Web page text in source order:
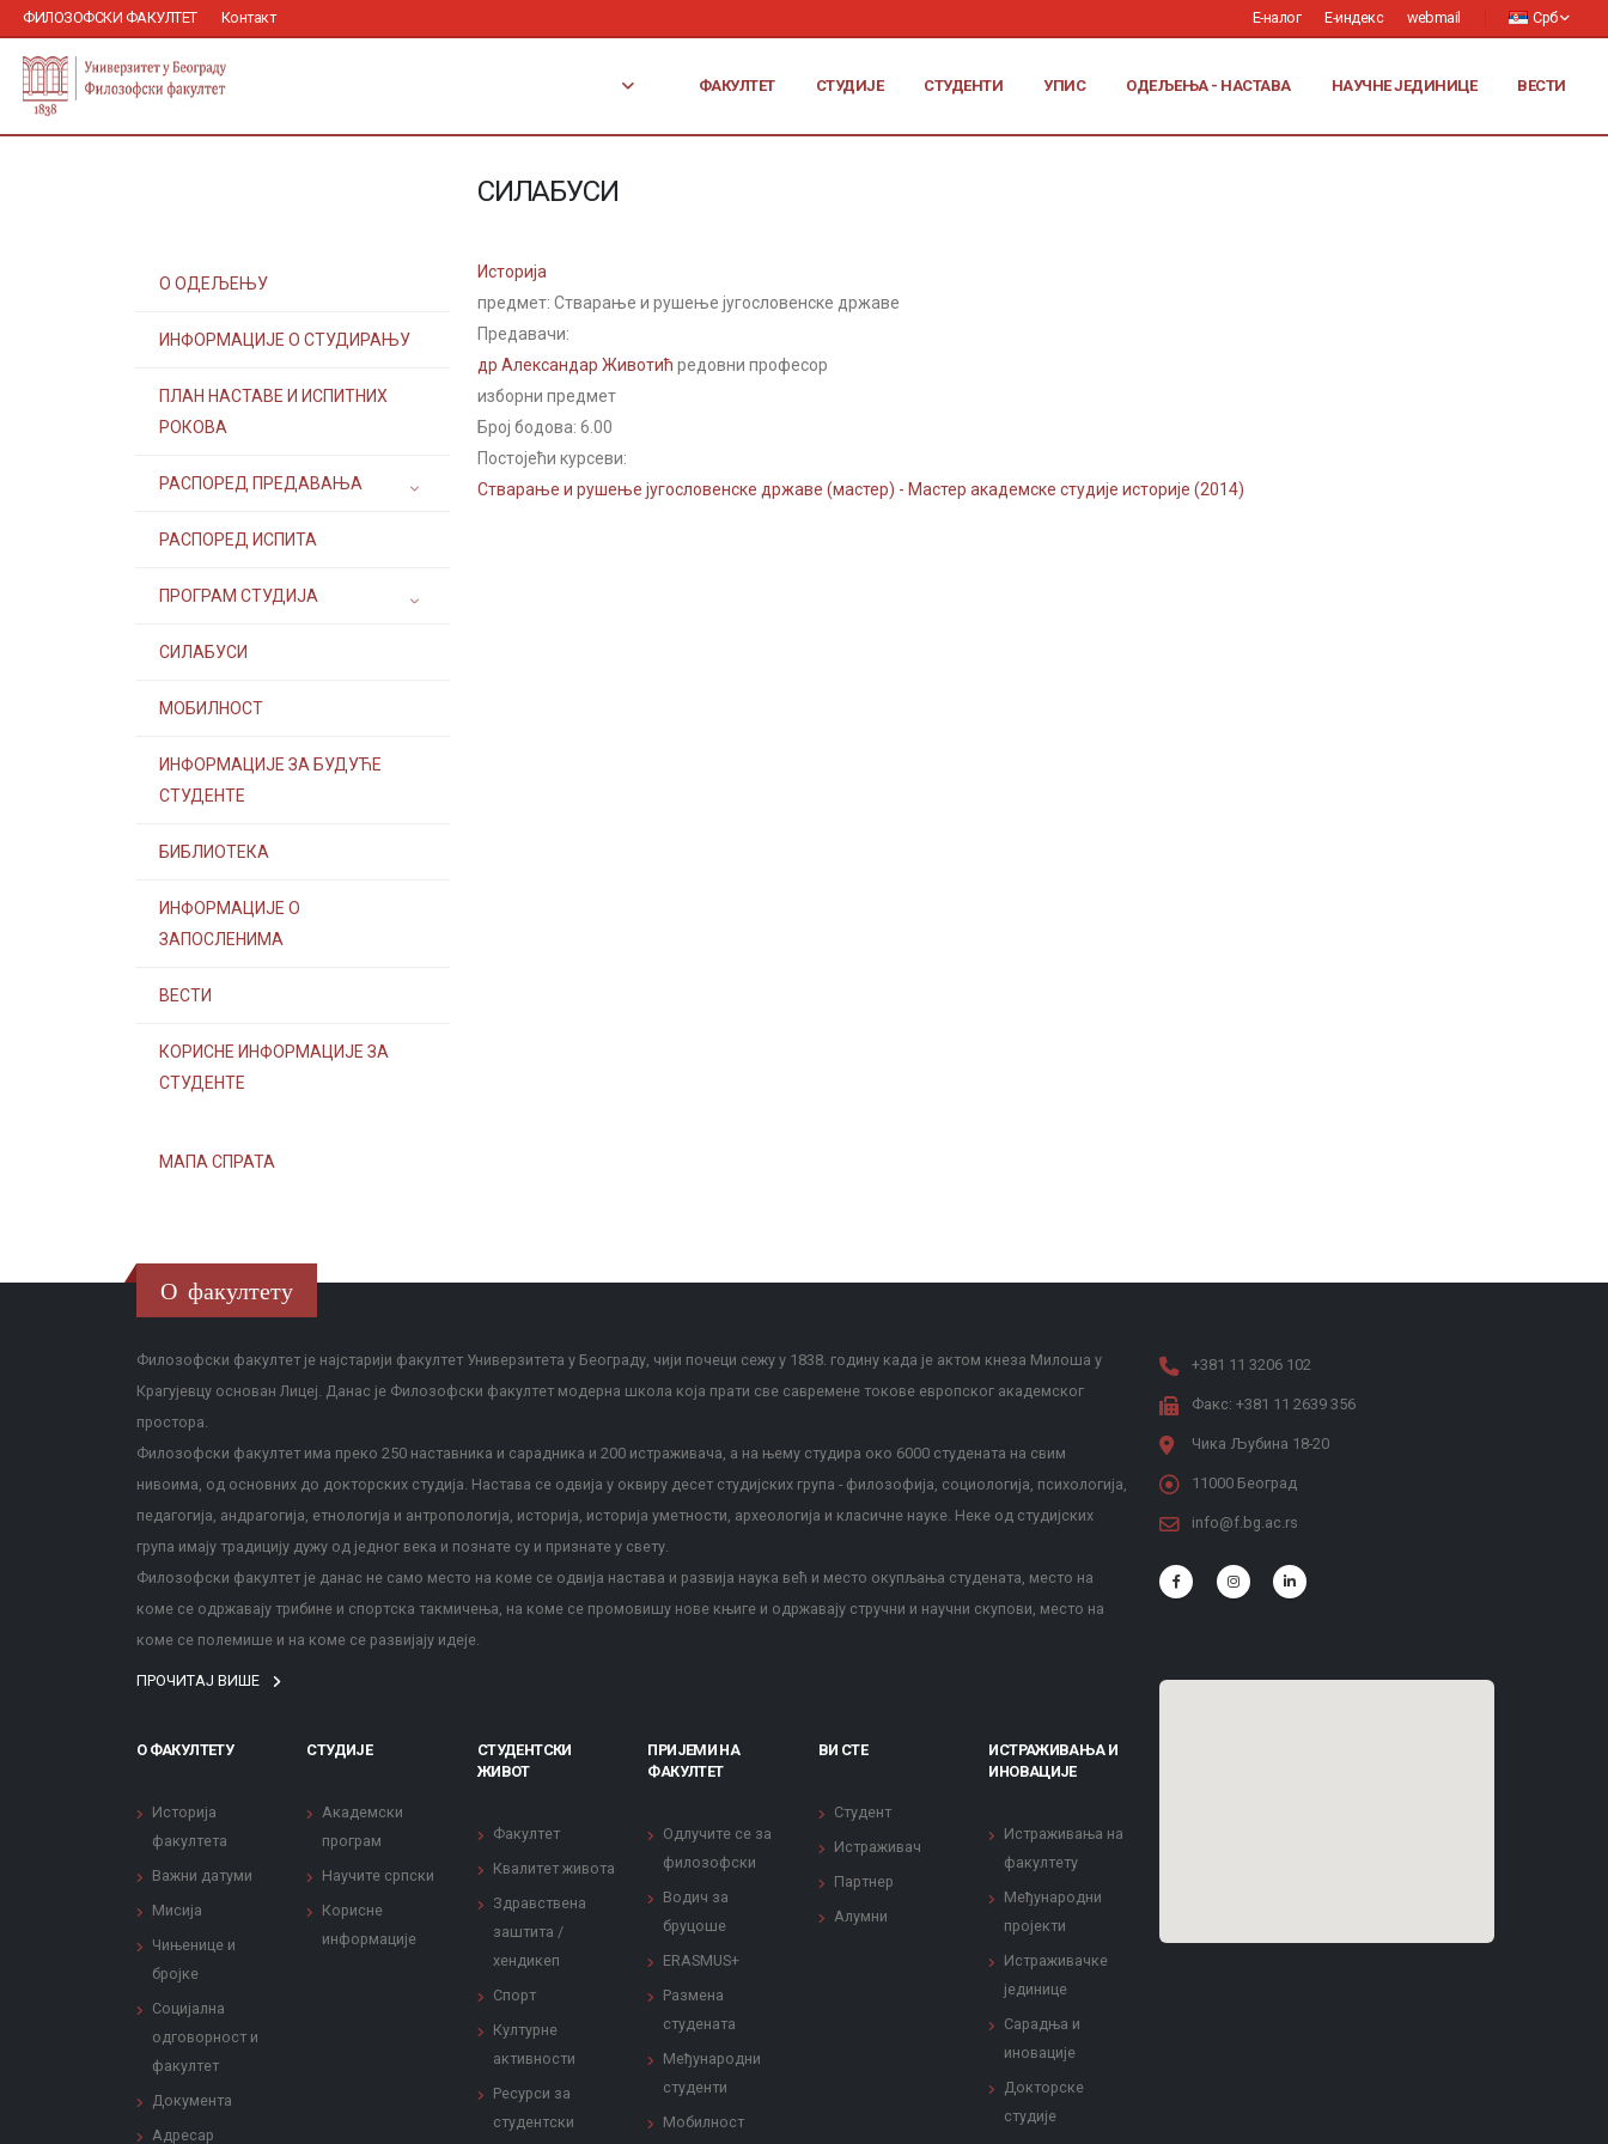
ФИЛОЗОФСКИ ФАКУЛТЕТ Контакт Е-налог Е-индекс webmail Срб
ФАКУЛТЕТ СТУДИЈЕ СТУДЕНТИ УПИС ОДЕЉЕЊА - НАСТАВА НАУЧНЕ ЈЕДИНИЦЕ ВЕСТИ
СИЛАБУСИ
О ОДЕЉЕЊУ
ИНФОРМАЦИЈЕ О СТУДИРАЊУ
ПЛАН НАСТАВЕ И ИСПИТНИХ
РОКОВА
РАСПОРЕД ПРЕДАВАЊА
РАСПОРЕД ИСПИТА
ПРОГРАМ СТУДИЈА
СИЛАБУСИ
МОБИЛНОСТ
ИНФОРМАЦИЈЕ ЗА БУДУЋЕ
СТУДЕНТЕ
БИБЛИОТЕКА
ИНФОРМАЦИЈЕ О
ЗАПОСЛЕНИМА
ВЕСТИ
КОРИСНЕ ИНФОРМАЦИЈЕ ЗА
СТУДЕНТЕ
МАПА СПРАТА
Историја
предмет: Стварање и рушење југословенске државе
Предавачи:
др Александар Животић редовни професор
изборни предмет
Број бодова: 6.00
Постојећи курсеви:
Стварање и рушење југословенске државе (мастер) - Мастер академске студије историје (2014)
О факултету
Филозофски факултет је најстарији факултет Универзитета у Београду, чији почеци сежу у 1838. годину када је актом кнеза Милоша у
Крагујевцу основан Лицеј. Данас је Филозофски факултет модерна школа која прати све савремене токове европског академског
простора.
Филозофски факултет има преко 250 наставника и сарадника и 200 истраживача, а на њему студира око 6000 студената на свим
нивоима, од основних до докторских студија. Настава се одвија у оквиру десет студијских група - филозофија, социологија, психологија,
педагогија, андрагогија, етнологија и антропологија, историја, историја уметности, археологија и класичне науке. Неке од студијских
група имају традицију дужу од једног века и познате су и признате у свету.
Филозофски факултет је данас не само место на коме се одвија настава и развија наука већ и место окупљања студената, место на
коме се одржавају трибине и спортска такмичења, на коме се промовишу нове књиге и одржавају стручни и научни скупови, место на
коме се полемише и на коме се развијају идеје.
ПРОЧИТАЈ ВИШЕ
О ФАКУЛТЕТУ
Историја
факултета
Важни датуми
Мисија
Чињенице и
бројке
Социјална
одговорност и
факултет
Документа
Адресар
СТУДИЈЕ
Академски
програм
Научите српски
Корисне
информације
СТУДЕНТСКИ
ЖИВОТ
Факултет
Квалитет живота
Здравствена
заштита /
хендикеп
Спорт
Културне
активности
Ресурси за
студентски
ПРИЈЕМИ НА
ФАКУЛТЕТ
Одлучите се за
филозофски
Водич за
бруцоше
ERASMUS+
Размена
студената
Међународни
студенти
Мобилност
ВИ СТЕ
Студент
Истраживач
Партнер
Алумни
ИСТРАЖИВАЊА И
ИНОВАЦИЈЕ
Истраживања на
факултету
Међународни
пројекти
Истраживачке
јединице
Сарадња и
иновације
Докторске
студије
+381 11 3206 102
Факс: +381 11 2639 356
Чика Љубина 18-20
11000 Београд
info@f.bg.ac.rs